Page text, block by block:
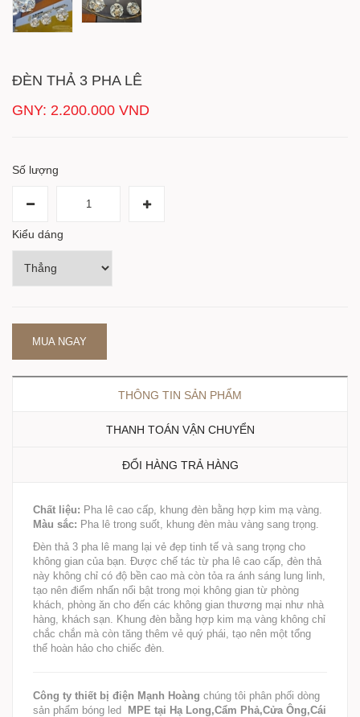
ĐÈN THẢ 3 PHA LÊ
GNY: 2.200.000 VND
Số lượng
Kiểu dáng
MUA NGAY
THÔNG TIN SẢN PHẨM
THANH TOÁN VẬN CHUYỂN
ĐỔI HÀNG TRẢ HÀNG
Chất liệu: Pha lê cao cấp, khung đèn bằng hợp kim mạ vàng.
Màu sắc: Pha lê trong suốt, khung đèn màu vàng sang trọng.
Đèn thả 3 pha lê mang lại vẻ đẹp tinh tế và sang trọng cho
không gian của bạn. Được chế tác từ pha lê cao cấp, đèn thả
này không chỉ có độ bền cao mà còn tỏa ra ánh sáng lung linh,
tạo nên điểm nhấn nổi bật trong mọi không gian từ phòng
khách, phòng ăn cho đến các không gian thương mại như nhà
hàng, khách sạn. Khung đèn bằng hợp kim mạ vàng không chỉ
chắc chắn mà còn tăng thêm vẻ quý phái, tạo nên một tổng
thể hoàn hảo cho chiếc đèn.
Công ty thiết bị điện Mạnh Hoàng chúng tôi phân phối dòng
sản phẩm bóng led
MPE tại Hạ Long,Cẩm Phả,Cửa Ông,Cái